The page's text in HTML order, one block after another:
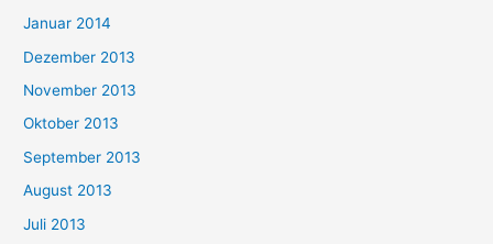
Januar 2014
Dezember 2013
November 2013
Oktober 2013
September 2013
August 2013
Juli 2013